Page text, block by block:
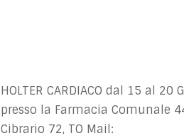
HOLTER CARDIACO dal 15 al 20
presso la Farmacia Comunale
Cibrario 72, TO Mail: